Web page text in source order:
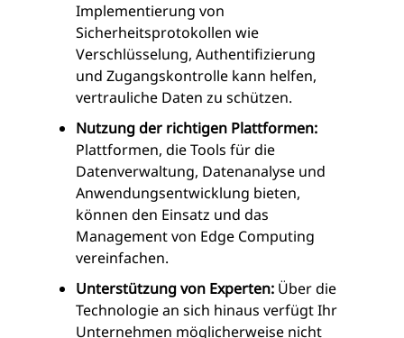
Implementierung von
Sicherheitsprotokollen wie
Verschlüsselung, Authentifizierung
und Zugangskontrolle kann helfen,
vertrauliche Daten zu schützen.
Nutzung der richtigen Plattformen:
Plattformen, die Tools für die
Datenverwaltung, Datenanalyse und
Anwendungsentwicklung bieten,
können den Einsatz und das
Management von Edge Computing
vereinfachen.
Unterstützung von Experten: Über die
Technologie an sich hinaus verfügt Ihr
Unternehmen möglicherweise nicht